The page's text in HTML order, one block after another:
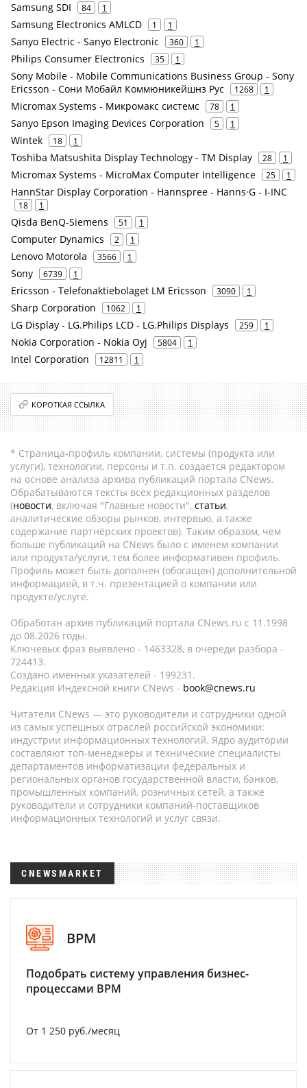
Samsung SDI 84 1
Samsung Electronics AMLCD 1 1
Sanyo Electric - Sanyo Electronic 360 1
Philips Consumer Electronics 35 1
Sony Mobile - Mobile Communications Business Group - Sony
Ericsson - Сони Мобайл Коммюникейшнз Рус
1268 1
Micromax Systems - Микромакс системс 78 1
Sanyo Epson Imaging Devices Corporation 5 1
Wintek 18 1
Toshiba Matsushita Display Technology - TM Display 28 1
Micromax Systems - MicroMax Computer Intelligence 25 1
HannStar Display Corporation - Hannspree - Hanns·G - I-INC
18 1
Qisda BenQ-Siemens 51 1
Computer Dynamics 2 1
Lenovo Motorola 3566 1
Sony 6739 1
Ericsson - Telefonaktiebolaget LM Ericsson 3090 1
Sharp Corporation 1062 1
LG Display - LG.Philips LCD - LG.Philips Displays 259 1
Nokia Corporation - Nokia Oyj 5804 1
Intel Corporation 12811 1
КОРОТКАЯ ССЫЛКА
* Страница-профиль компании, системы (продукта или
услуги), технологии, персоны и т.п. создается редактором
на основе анализа архива публикаций портала CNews.
Обрабатываются тексты всех редакционных разделов
(новости, включая "Главные новости", статьи,
аналитические обзоры рынков, интервью, а также
содержание партнёрских проектов). Таким образом, чем
больше публикаций на CNews было с именем компании
или продукта/услуги, тем более информативен профиль.
Профиль может быть дополнен (обогащен) дополнительной
информацией, в т.ч. презентацией о компании или
продукте/услуге.
Обработан архив публикаций портала CNews.ru c 11.1998
до 08.2026 годы.
Ключевых фраз выявлено - 1463328, в очереди разбора -
724413.
Создано именных указателей - 199231.
Редакция Индексной книги CNews - book@cnews.ru
Читатели CNews — это руководители и сотрудники одной
из самых успешных отраслей российской экономики:
индустрии информационных технологий. Ядро аудитории
составляют топ-менеджеры и технические специалисты
департаментов информатизации федеральных и
региональных органов государственной власти, банков,
промышленных компаний, розничных сетей, а также
руководители и сотрудники компаний-поставщиков
информационных технологий и услуг связи.
CNEWSMARKET
BPM
Подобрать систему управления бизнес-
процессами BPM
От 1 250 руб./месяц